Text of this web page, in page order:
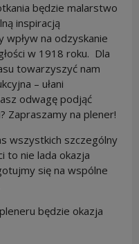
będzie malarstwo
inspiracją
wpływ na odzyskanie
w 1918 roku. Dla
towarzyszyć nam
– ułani
odwagę podjąć
Zapraszamy na plener!
wszystkich szczególny
to nie lada okazja
się na wspólne
będzie okazja